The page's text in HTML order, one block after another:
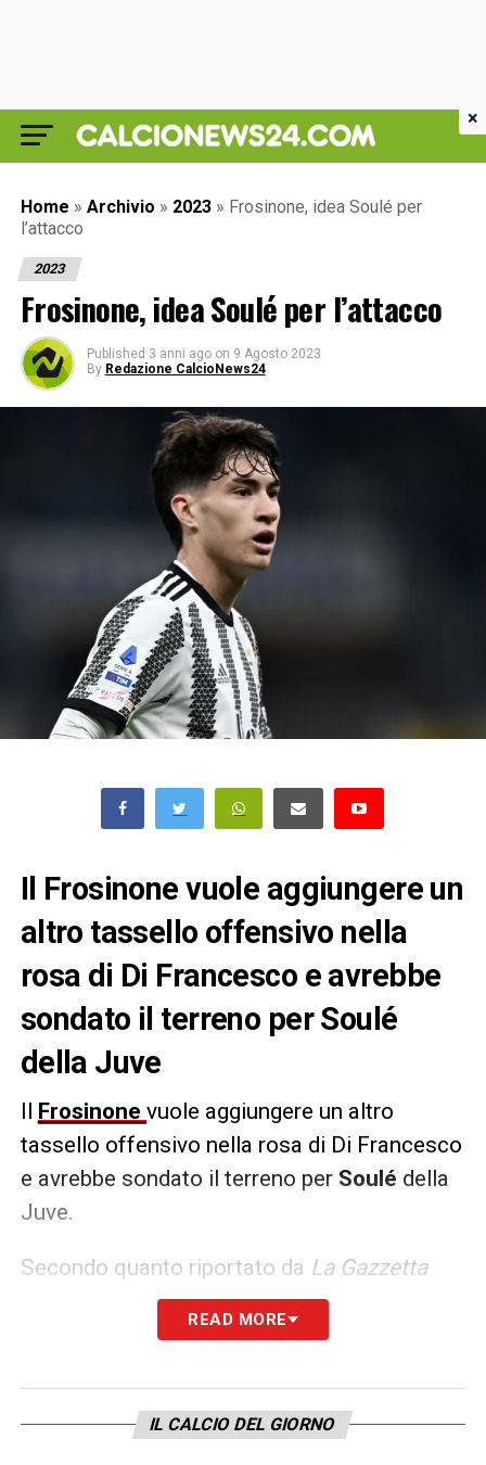
Home » Archivio » 2023 » Frosinone, idea Soulé per
l’attacco
2023
Frosinone, idea Soulé per l’attacco
Published 3 anni ago on 9 Agosto 2023
By Redazione CalcioNews24
Il Frosinone vuole aggiungere un
altro tassello offensivo nella
rosa di Di Francesco e avrebbe
sondato il terreno per Soulé
della Juve
Frosinone vuole aggiungere un altro
tassello offensivo nella rosa di Di Francesco
e avrebbe sondato il terreno per Soulé della
Juve.
Secondo quanto riportato da La Gazzetta
, il classe 2003 è un’opzione per i
ciociari che lo vorrebbero in prestito.
READ MORE
IL CALCIO DEL GIORNO
×